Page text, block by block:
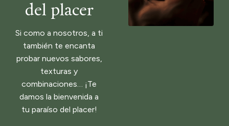
del placer
Si como a nosotros, a ti
también te encanta
probar nuevos sabores,
texturas y
combinaciones… ¡Te
damos la bienvenida a
tu paraíso del placer!